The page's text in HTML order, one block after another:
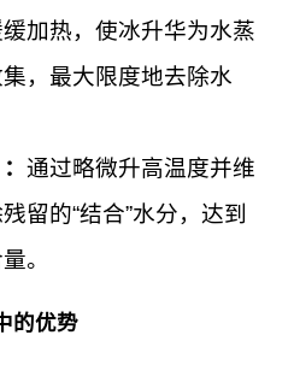
加热，使冰升华为水蒸
，最大限度地去除水
通过略微升高温度并维
留的“结合”水分，达到
。
的优势